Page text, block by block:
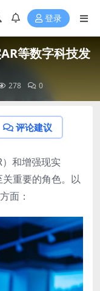
登录
等数字科技发
278 0
评论建议
和增强现实
关重要的角色。以
面：